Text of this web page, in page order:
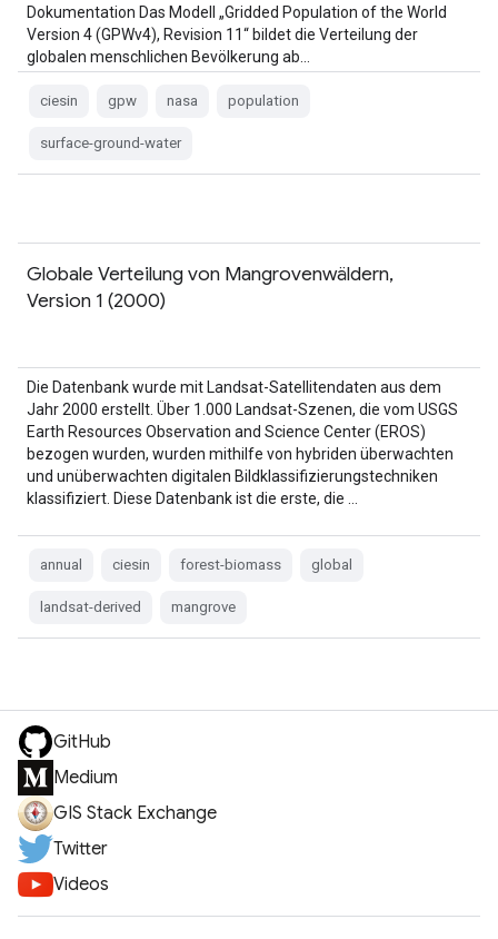
Dokumentation Das Modell „Gridded Population of the World
Version 4 (GPWv4), Revision 11“ bildet die Verteilung der
globalen menschlichen Bevölkerung ab…
ciesin gpw nasa population
surface-ground-water
Globale Verteilung von Mangrovenwäldern,
Version 1 (2000)
Die Datenbank wurde mit Landsat-Satellitendaten aus dem
Jahr 2000 erstellt. Über 1.000 Landsat-Szenen, die vom USGS
Earth Resources Observation and Science Center (EROS)
bezogen wurden, wurden mithilfe von hybriden überwachten
und unüberwachten digitalen Bildklassifizierungstechniken
klassifiziert. Diese Datenbank ist die erste, die …
annual ciesin forest-biomass global
landsat-derived mangrove
GitHub
Medium
GIS Stack Exchange
Twitter
Videos